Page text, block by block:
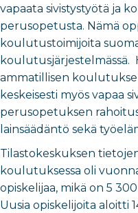
vapaata sivistystyötä ja
perusopetusta. Nämä
koulutustoimijoita
koulutusjärjestelmässä.
ammatillisen
keskeisesti myös vapaa
perusopetuksen
lainsäädäntö sekä
Tilastokeskuksen
koulutuksessa oli
opiskelijaa, mikä on 5
Uusia opiskelijoita aloitti